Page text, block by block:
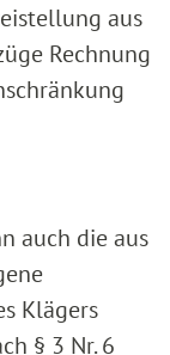
aus
Rechnung
auch die aus
Klägers
§ 3 Nr. 6